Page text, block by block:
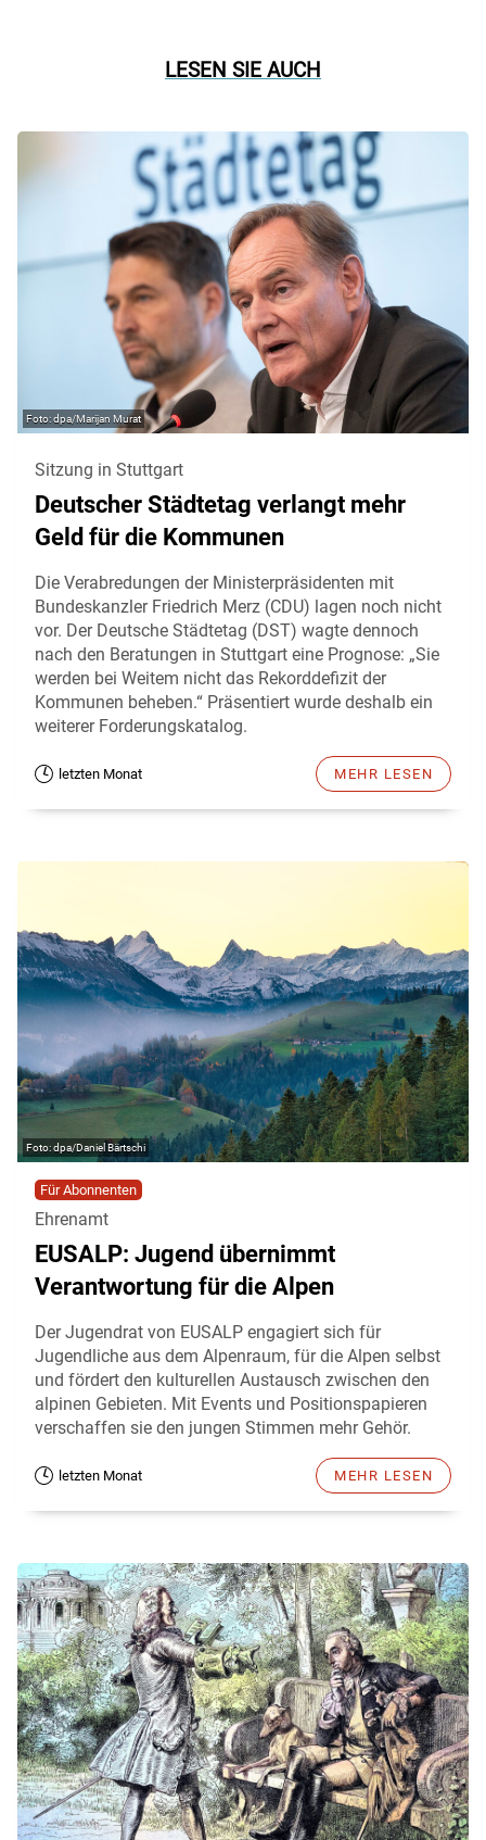
LESEN SIE AUCH
dpa/Marijan Murat
Sitzung in Stuttgart
Deutscher Städtetag verlangt mehr
Geld für die Kommunen
Die Verabredungen der Ministerpräsidenten mit
Bundeskanzler Friedrich Merz (CDU) lagen noch nicht
vor. Der Deutsche Städtetag (DST) wagte dennoch
nach den Beratungen in Stuttgart eine Prognose: „Sie
werden bei Weitem nicht das Rekorddefizit der
Kommunen beheben.“ Präsentiert wurde deshalb ein
weiterer Forderungskatalog.
letzten Monat MEHR LESEN
dpa/Daniel Bärtschi
Für Abonnenten
Ehrenamt
EUSALP: Jugend übernimmt
Verantwortung für die Alpen
Der Jugendrat von EUSALP engagiert sich für
Jugendliche aus dem Alpenraum, für die Alpen selbst
und fördert den kulturellen Austausch zwischen den
alpinen Gebieten. Mit Events und Positionspapieren
verschaffen sie den jungen Stimmen mehr Gehör.
letzten Monat MEHR LESEN